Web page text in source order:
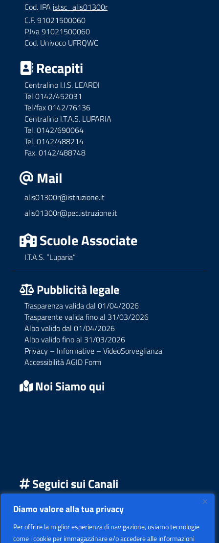
Diamo valore alla tua privacy
Per offrire la miglior esperienza di navigazione, usiamo tecnologie
come i cookie per immagazzinare e/o accedere alle informazioni
Cod. IPA istsc_alis01300r
C.F. 91021500060
P.Iva 91021500060
Cod. Univoco UFRQWC
Recapiti
Centralino I.I.S. LEARDI
Tel 0142/452031
Tel/fax 0142/76136
Centralino I.T.A.S. LUPARIA
Tel. 0142/690064
Tel. 0142/488214
Fax. 0142/488748
Mail
alis01300r@istruzione.it
alis01300r@pec.istruzione.it
Scuole Associate
I.T.A.S. “Luparia”
Pubblicità legale
Trasparenza valida dal 01/04/2026
Trasparente valida fino al 31/03/2026
Albo valido dal 01/04/2026
Albo valido fino al 31/03/2026
Privacy – Informative – VideoSorveglianza
Accessibilità AGID Form
Noi Siamo qui
Seguici sui Canali
Seguici su Podcast